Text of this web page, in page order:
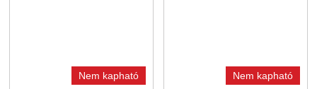
Nem kapható Nem kapható